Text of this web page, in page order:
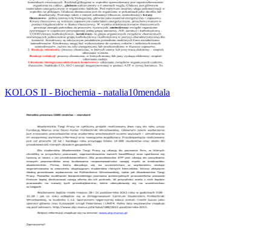
KOLOS II - Biochemia - natalia10mendala